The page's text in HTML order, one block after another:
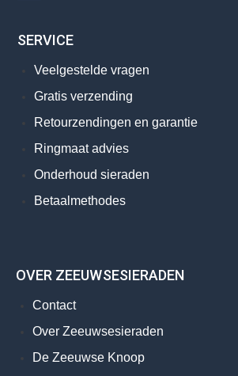
SERVICE
Veelgestelde vragen
Gratis verzending
Retourzendingen en garantie
Ringmaat advies
Onderhoud sieraden
Betaalmethodes
OVER ZEEUWSESIERADEN
Contact
Over Zeeuwsesieraden
De Zeeuwse Knoop